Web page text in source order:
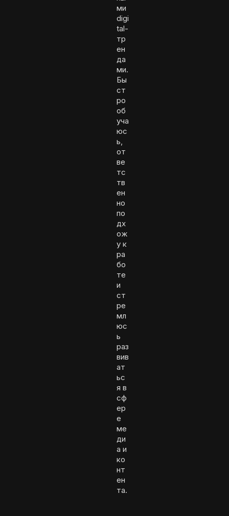
ми
digi
tal-
тр
ен
да
ми.
Бы
ст
ро
об
уча
юс
ь,
от
ве
тс
тв
ен
но
по
дх
ож
у к
ра
бо
те
и
ст
ре
мл
юс
ь
раз
вив
ат
ьс
я в
сф
ер
е
ме
ди
а и
ко
нт
ен
та.